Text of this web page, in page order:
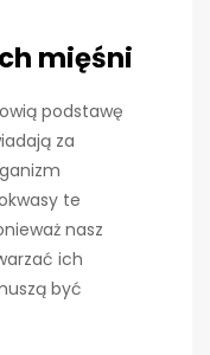
mięśni
podstawę
za
te
nasz
ich
być